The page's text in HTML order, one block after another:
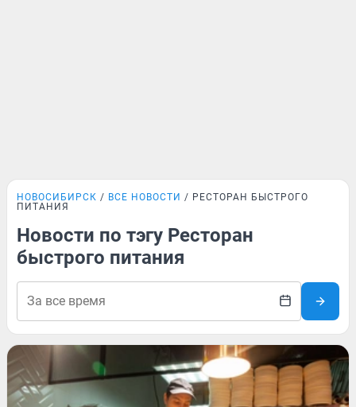
НОВОСИБИРСК ВСЕ НОВОСТИ
РЕСТОРАН БЫСТРОГО
ПИТАНИЯ
Новости по тэгу Ресторан
быстрого питания